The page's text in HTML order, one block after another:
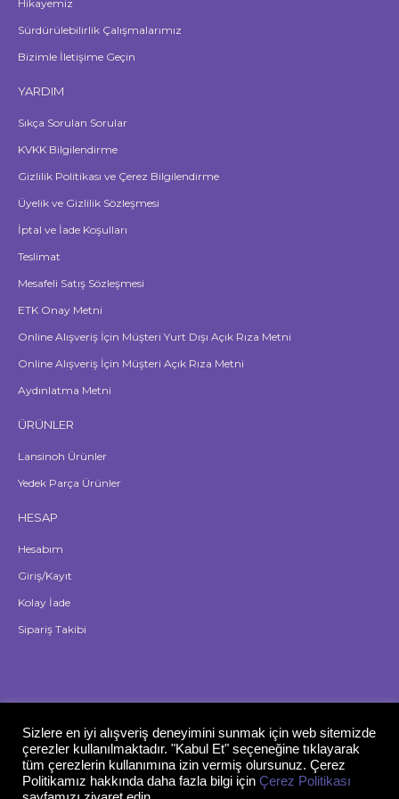
Hikayemiz
Sürdürülebilirlik Çalışmalarımız
Bizimle İletişime Geçin
YARDIM
Sıkça Sorulan Sorular
KVKK Bilgilendirme
Gizlilik Politikası ve Çerez Bilgilendirme
Üyelik ve Gizlilik Sözleşmesi
İptal ve İade Koşulları
Teslimat
Mesafeli Satış Sözleşmesi
ETK Onay Metni
Online Alışveriş İçin Müşteri Yurt Dışı Açık Rıza Metni
Online Alışveriş İçin Müşteri Açık Rıza Metni
Aydınlatma Metni
ÜRÜNLER
Lansinoh Ürünler
Yedek Parça Ürünler
HESAP
Hesabım
Giriş/Kayıt
Kolay İade
Sipariş Takibi
Sizlere en iyi alışveriş deneyimini sunmak için web sitemizde
çerezler kullanılmaktadır. "Kabul Et" seçeneğine tıklayarak
tüm çerezlerin kullanımına izin vermiş olursunuz. Çerez
Politikamız hakkında daha fazla bilgi için Çerez Politikası